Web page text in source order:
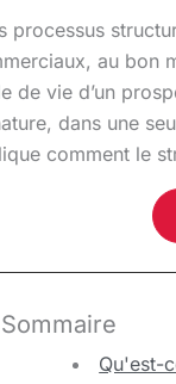
processus
au bon
de vie d’un
dans une
comment le
Sommaire
Qu'est-